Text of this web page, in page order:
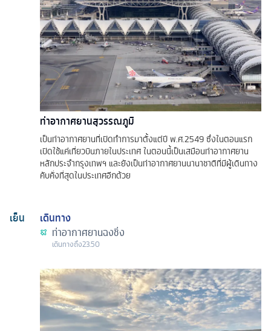
ท่าอากาศยานสุวรรณภูมิ
เป็นท่าอากาศยานที่เปิดทำการมาตั้งแต่ปี พ.ศ.2549 ซึ่งในตอนแรก
เปิดใช้แค่เที่ยวบินภายในประเทศ ในตอนนี้เป็นเสมือนท่าอากาศยาน
หลักประจำกรุงเทพฯ และยังเป็นท่าอากาศยานนานาชาติที่มีผู้เดินทาง
คับคั่งที่สุดในประเทศอีกด้วย
เย็น
เดินทาง
ท่าอากาศยานฉงชิ่ง
เดินทางถึง23.50